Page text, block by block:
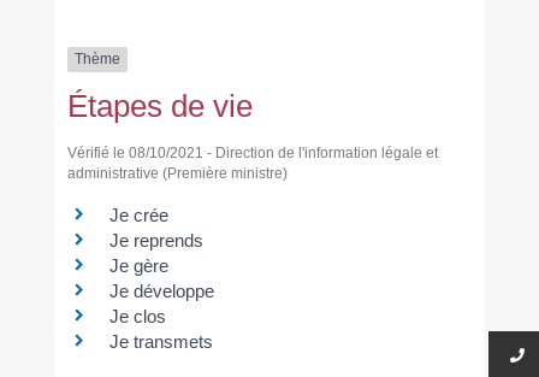
Thème
Étapes de vie
Vérifié le 08/10/2021 - Direction de l'information légale et
administrative (Première ministre)
Je crée
Je reprends
Je gère
Je développe
Je clos
Je transmets